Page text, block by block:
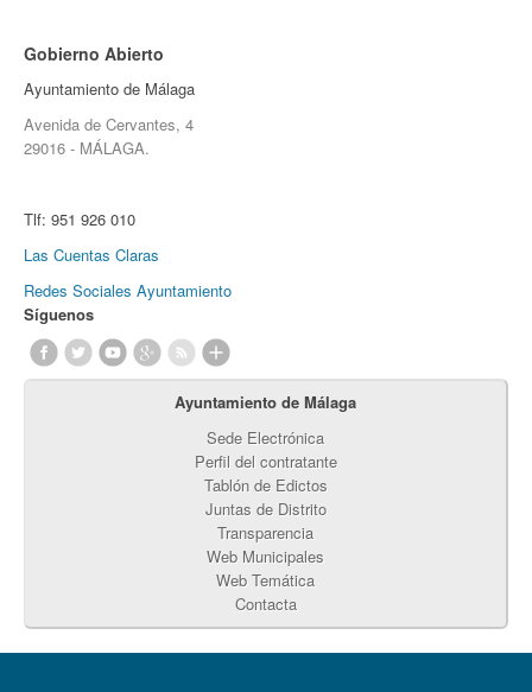
Gobierno Abierto
Ayuntamiento de Málaga
Avenida de Cervantes, 4
29016 - MÁLAGA.
Tlf: 951 926 010
Las Cuentas Claras
Redes Sociales Ayuntamiento
Síguenos
Ayuntamiento de Málaga
Sede Electrónica
Perfil del contratante
Tablón de Edictos
Juntas de Distrito
Transparencia
Web Municipales
Web Temática
Contacta